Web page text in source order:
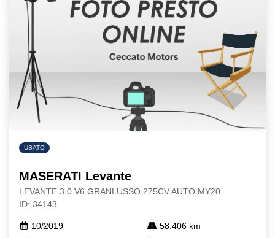
USATO
MASERATI Levante
LEVANTE 3.0 V6 GRANLUSSO 275CV AUTO MY20
ID: 34143
10/2019
58.406 km